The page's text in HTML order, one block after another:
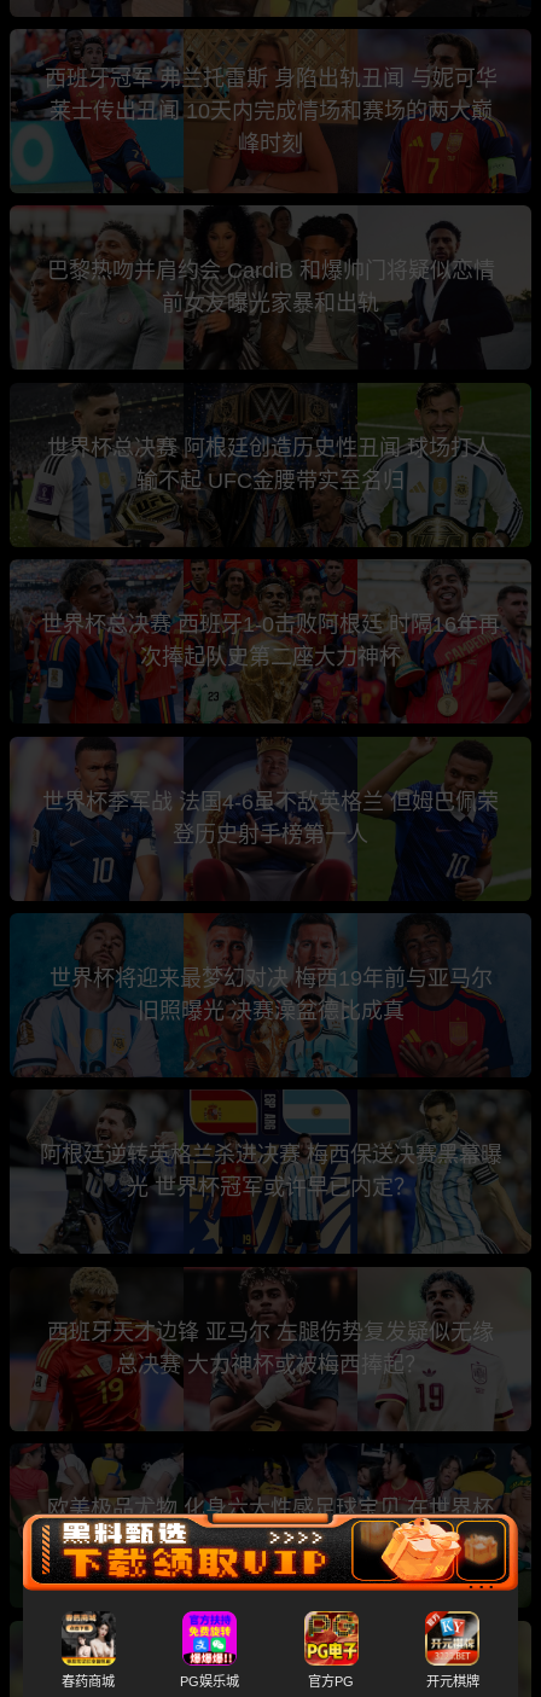
西班牙冠军 弗兰托雷斯 身陷出轨丑闻 与妮可华
莱士传出丑闻 10天内完成情场和赛场的两大巅
峰时刻
巴黎热吻并肩约会 CardiB 和爆帅门将疑似恋情
前女友曝光家暴和出轨
世界杯总决赛 阿根廷创造历史性丑闻 球场打人
输不起 UFC金腰带实至名归
世界杯总决赛 西班牙1-0击败阿根廷 时隔16年再
次捧起队史第二座大力神杯
世界杯季军战 法国4-6虽不敌英格兰 但姆巴佩荣
登历史射手榜第一人
世界杯将迎来最梦幻对决 梅西19年前与亚马尔
旧照曝光 决赛澡盆德比成真
阿根廷逆转英格兰杀进决赛 梅西保送决赛黑幕曝
光 世界杯冠军或许早已内定？
西班牙天才边锋 亚马尔 左腿伤势复发疑似无缘
总决赛 大力神杯或被梅西捧起？
欧美极品尤物 化身六大性感足球宝贝 在世界杯
主题性下群P乱交
斯洛文尼亚名哨 温契奇 涉黄涉毒黑历史大曝光
春药商城 PG娱乐城 官方PG 开元棋牌